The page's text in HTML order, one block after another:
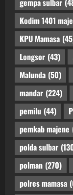
gempa sulbar
Kodim 1401
KPU Mamasa
Longsor (43)
Malunda (50)
mandar (224)
pemilu (44)
pemkab majene
polda sulbar
polman (270)
polres mamasa